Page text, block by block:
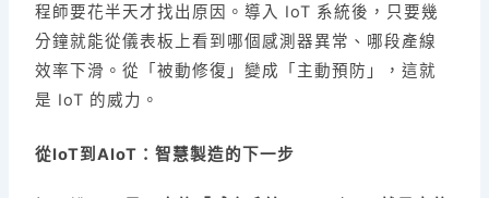
程師要花半天才找出原因。導入 IoT 系統後，只要幾
分鐘就能從儀表板上看到哪個感測器異常、哪段產線
效率下滑。從「被動修復」變成「主動預防」，這就
是 IoT 的威力。
從IoT到AIoT：智慧製造的下一步